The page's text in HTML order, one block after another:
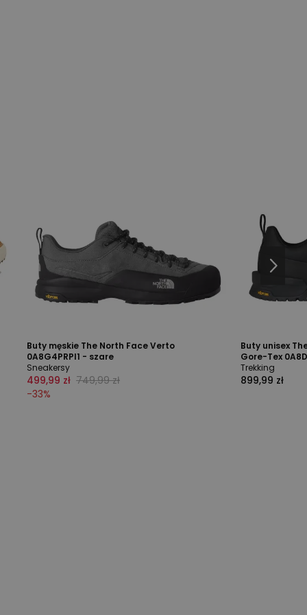
Buty męskie The North Face Verto
0A8G4PRPI1 - szare
Sneakersy
499,99 zł 749,99 zł
-33%
Buty unisex
Gore-Tex
Trekking
899,99 zł